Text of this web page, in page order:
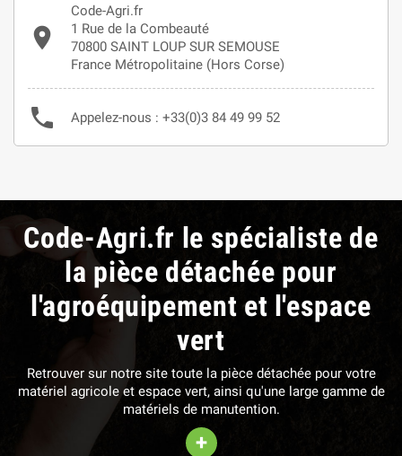

Code-Agri.fr
1 Rue de la Combeauté
70800 SAINT LOUP SUR SEMOUSE
France Métropolitaine (Hors Corse)
 Appelez-nous : +33(0)3 84 49 99 52
Code-Agri.fr le spécialiste de
la pièce détachée pour
l'agroéquipement et l'espace
vert
Retrouver sur notre site toute la pièce détachée pour votre
matériel agricole et espace vert, ainsi qu'une large gamme de
matériels de manutention.
+